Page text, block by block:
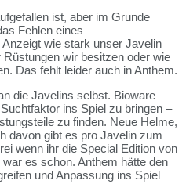
ist, aber im Grunde
Fehlen eines
wie stark unser Javelin
wir besitzen oder wie
Das fehlt leider auch in Anthem.
die Javelins selbst. Bioware
ins Spiel zu bringen –
zu finden. Neue Helme,
davon gibt es pro Javelin zum
wenn ihr die Special Edition von
es schon. Anthem hätte den
und Anpassung ins Spiel